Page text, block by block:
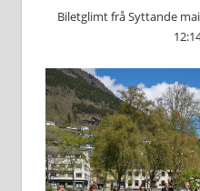
Biletglimt frå Syttande